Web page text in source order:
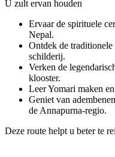
U zult ervan houden
Ervaar de spirituele
Nepal.
Ontdek de traditionele
schilderij.
Verken de
klooster.
Leer Yomari maken
Geniet van
de Annapurna-regio.
Deze route helpt u beter te